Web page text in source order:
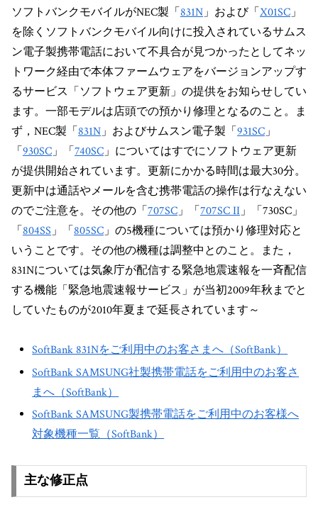
ソフトバンクモバイルがNEC製「831N」および「X01SC」
を除くソフトバンクモバイル向けに投入されているサムス
ン電子製携帯電話において不具合が見つかったとしてネッ
トワーク経由で本体ファームウェアをバージョンアップす
るサービス「ソフトウェア更新」の提供をお知らせしてい
ます。一部モデルは店頭での預かり修理となるのこと。ま
ず，NEC製「831N」およびサムスン電子製「931SC」
「930SC」「740SC」についてはすでにソフトウェア更新
が提供開始されています。更新にかかる時間は最大30分。
更新中は通話やメールを含む携帯電話の操作は行なえない
のでご注意を。その他の「707SC」「707SC II」「730SC」
「804SS」「805SC」の5機種については預かり修理対応と
いうことです。その他の機種は調整中とのこと。また，
831Nについては気象庁が配信する緊急地震速報を一斉配信
する機能「緊急地震速報サービス」が当初2009年秋までと
していたものが2010年夏まで延長されています～
SoftBank 831Nをご利用中のお客さまへ（SoftBank）
SoftBank SAMSUNG社製携帯電話をご利用中のお客さ
まへ（SoftBank）
SoftBank SAMSUNG製携帯電話をご利用中のお客様へ
対象機種一覧（SoftBank）
主な修正点